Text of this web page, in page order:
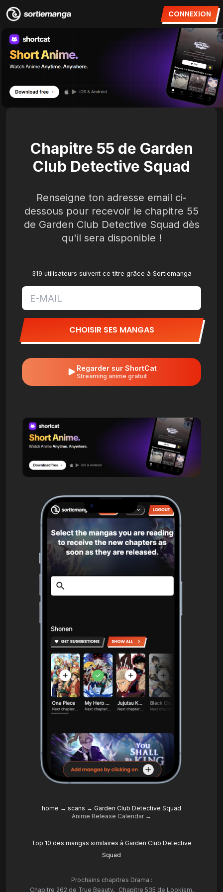
CONNEXION
Chapitre 55 de Garden
Club Detective Squad
Renseigne ton adresse email ci-
dessous pour recevoir le chapitre 55
de Garden Club Detective Squad dès
qu'il sera disponible !
319 utilisateurs suivent ce titre grâce à Sortiemanga
CHOISIR SES MANGAS
Regarder sur ShortCat
Streaming anime gratuit
home → scans → Garden Club Detective Squad
Anime Release Calendar →
Top 10 des mangas similaires à Garden Club Detective
Squad
Prochains chapitres Drama :
Chapitre 262 de True Beauty, Chapitre 535 de Lookism,